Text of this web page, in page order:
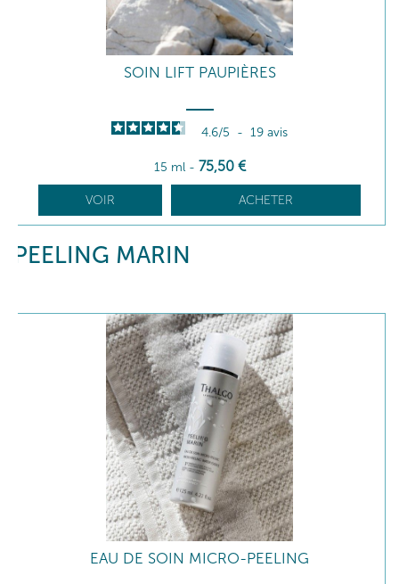
SOIN LIFT PAUPIÈRES
4.6/5 - 19 avis
15 ml - 75,50 €
VOIR ACHETER
PEELING MARIN
EAU DE SOIN MICRO-PEELING